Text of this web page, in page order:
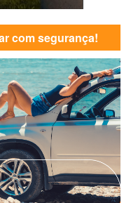
com segurança!